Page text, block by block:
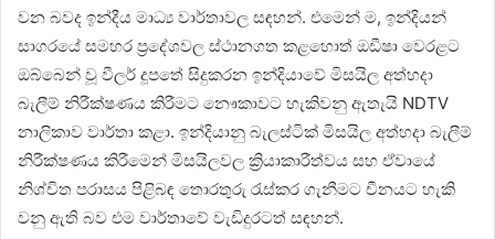
වන බවද ඉන්දීය මාධ්‍ය වාර්තාවල සඳහන්. එමෙන් ම, ඉන්දියන්
සාගරයේ සමහර ප්‍රදේශවල ස්ථානගත කළහොත් ඔඩීෂා වෙරළට
ඔබ්බෙන් වූ වීලර් දූපතේ සිදුකරන ඉන්දියාවේ මිසයිල අත්හදා
බැලීම් නිරීක්ෂණය කිරීමට නෞකාවට හැකිවනු ඇතැයි NDTV
නාලිකාව වාර්තා කළා. ඉන්දියානු බැලස්ටික් මිසයිල අත්හදා බැලීම්
නිරීක්ෂණය කිරීමෙන් මිසයිලවල ක්‍රියාකාරීත්වය සහ ඒවායේ
නිශ්චිත පරාසය පිළිබඳ තොරතුරු රැස්කර ගැනීමට චීනයට හැකි
වනු ඇති බව එම වාර්තාවේ වැඩිදුරටත් සඳහන්.